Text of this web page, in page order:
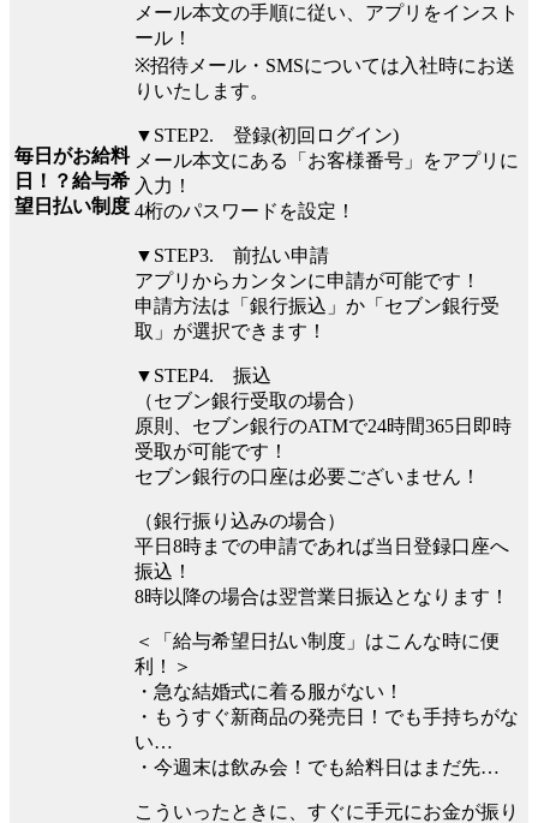
毎日がお給料
日！？給与希
望日払い制度
メール本文の手順に従い、アプリをインスト
ール！
※招待メール・SMSについては入社時にお送
りいたします。
▼STEP2. 登録(初回ログイン)
メール本文にある「お客様番号」をアプリに
入力！
4桁のパスワードを設定！
▼STEP3. 前払い申請
アプリからカンタンに申請が可能です！
申請方法は「銀行振込」か「セブン銀行受
取」が選択できます！
▼STEP4. 振込
（セブン銀行受取の場合）
原則、セブン銀行のATMで24時間365日即時
受取が可能です！
セブン銀行の口座は必要ございません！
（銀行振り込みの場合）
平⽇8時までの申請であれば当⽇登録口座へ
振込！
8時以降の場合は翌営業⽇振込となります！
＜「給与希望日払い制度」はこんな時に便
利！＞
・急な結婚式に着る服がない！
・もうすぐ新商品の発売日！でも手持ちがな
い…
・今週末は飲み会！でも給料日はまだ先…
こういったときに、すぐに手元にお金が振り